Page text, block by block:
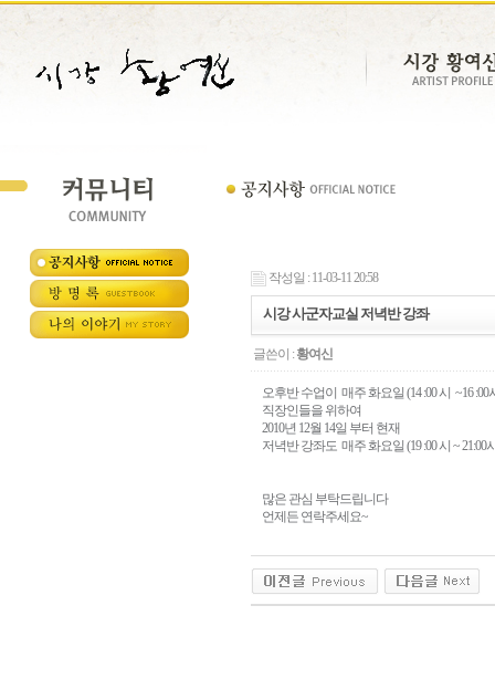
작성일 : 11-03-11 20:58
시강 사군자교실 저녁반 강좌
글쓴이 : 황여신
오후반 수업이 매주 화요일 (14 :00 시 ~16
직장인들을 위하여
2010년 12월 14일 부터 현재
저녁반 강좌도 매주 화요일 (19 :00 시 ~
많은 관심 부탁드립니다
언제든 연락주세요~